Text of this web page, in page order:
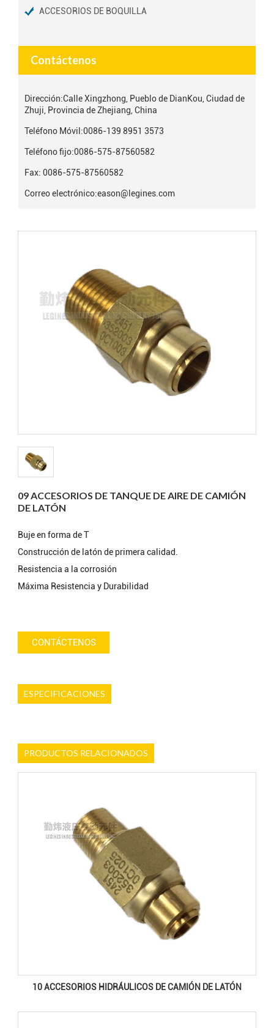
ACCESORIOS DE BOQUILLA
Contáctenos
Dirección:Calle Xingzhong, Pueblo de DianKou, Ciudad de
Zhuji, Provincia de Zhejiang, China
Teléfono Móvil:0086-139 8951 3573
Teléfono fijo:0086-575-87560582
Fax: 0086-575-87560582
Correo electrónico:eason@legines.com
09 ACCESORIOS DE TANQUE DE AIRE DE CAMIÓN
DE LATÓN
Buje en forma de T
Construcción de latón de primera calidad.
Resistencia a la corrosión
Máxima Resistencia y Durabilidad
CONTÁCTENOS
ESPECIFICACIONES
PRODUCTOS RELACIONADOS
10 ACCESORIOS HIDRÁULICOS DE CAMIÓN DE LATÓN